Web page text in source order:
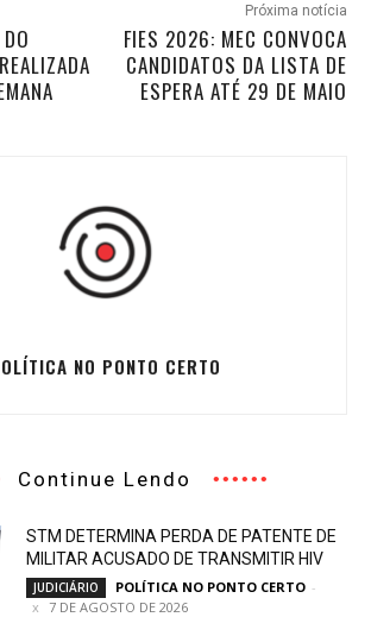
Próxima notícia
FIES 2026: MEC CONVOCA
CANDIDATOS DA LISTA DE
ESPERA ATÉ 29 DE MAIO
NO PONTO CERTO
Continue Lendo
STM DETERMINA PERDA DE PATENTE DE
MILITAR ACUSADO DE TRANSMITIR HIV
JUDICIÁRIO POLÍTICA NO PONTO CERTO -
7 DE AGOSTO DE 2026